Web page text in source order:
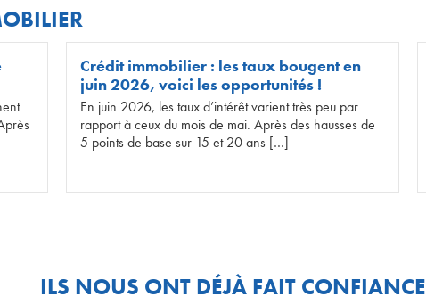
Crédit immobilier : les taux bougent en
juin 2026, voici les opportunités !
En juin 2026, les taux d’intérêt varient très peu par
rapport à ceux du mois de mai. Après des hausses de
5 points de base sur 15 et 20 ans […]
ILS NOUS ONT DÉJÀ FAIT CONFIANCE